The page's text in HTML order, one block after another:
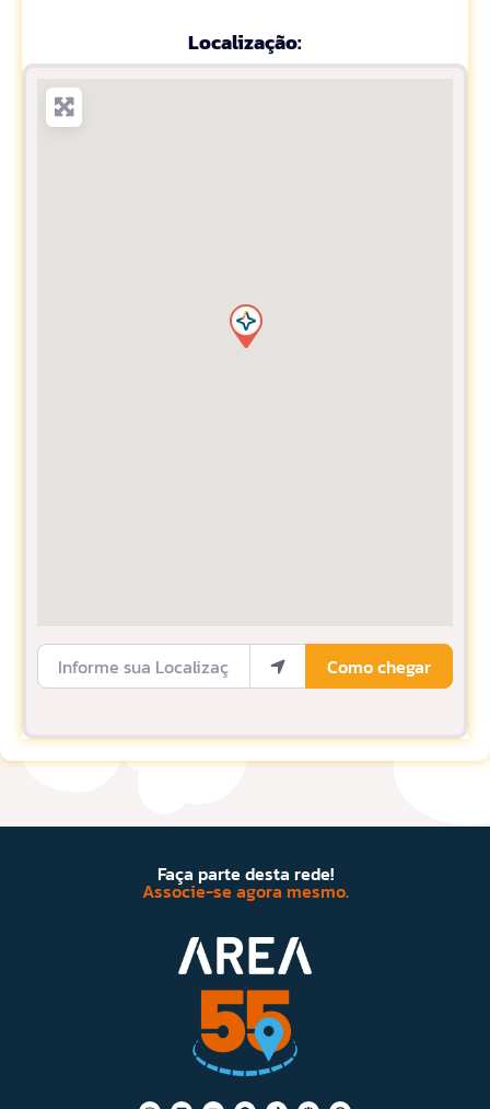
Localização:
Informe sua Localização
Como chegar
Faça parte desta rede!
Associe-se agora mesmo.